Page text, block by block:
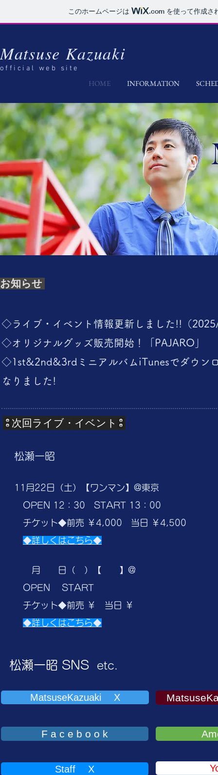
このホームページは .comを使って作成さ
Matsuse Kazuaki
​official web site
HOME INFORMATION
知らせ
◇ライブ・イベント情報更新しました!!（
◇オリジナルグッズ販売開始！「​PAJARO」
◇1st&2nd&3rdミニアルバムiTunesでダウン
なりました!
次回ライブ・イベント
松瀬一昭
11月22日（土）【ワンマン】@東京
OPEN 12：30 START 13：00
​ チケット◆前売 ￥4,000 当日 ￥4,500
◆詳しくはこちら◆
月 日（ ）【 】@
OPEN START
チケット◆前売 ￥ 当日 ￥
◆詳しくはこちら◆
​松瀬一昭 SNS etc.
MatsuseKazuaki X
F a c e b o o k
Staff X